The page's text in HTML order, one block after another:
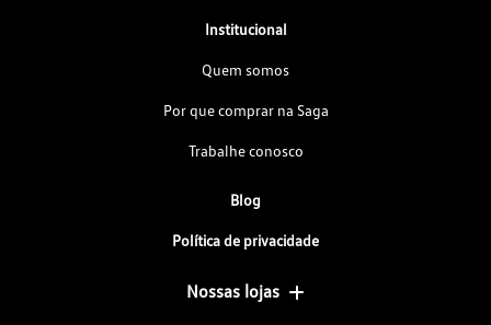
Institucional
Quem somos
Por que comprar na Saga
Trabalhe conosco
Blog
Política de privacidade
Nossas lojas